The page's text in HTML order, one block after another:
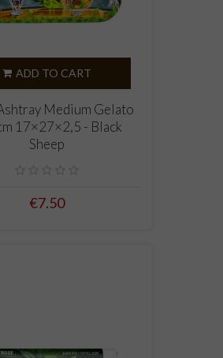
ADD TO CART
Medium Gelato
17×27×2,5 - Black
Sheep
€7.50